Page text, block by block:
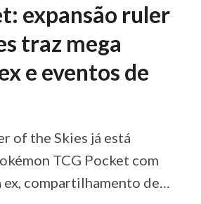
traz mega
e eventos de
of the Skies já está
TCG Pocket com
ex, compartilhamento de